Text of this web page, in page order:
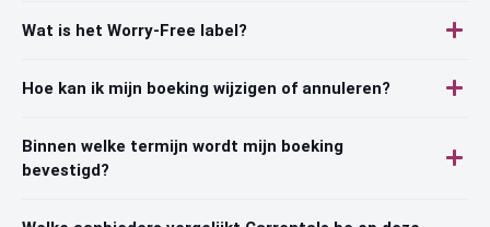
Wat is het Worry-Free label?
Hoe kan ik mijn boeking wijzigen of annuleren?
Binnen welke termijn wordt mijn boeking
bevestigd?